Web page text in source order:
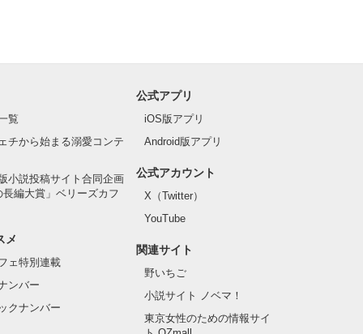
覧
チから始まる溺愛コンテ
小説投稿サイト合同企画
長編大賞」ベリーズカフ
メ
ェ特別連載
ンバー
クナンバー
公式アプリ
iOS版アプリ
Android版アプリ
公式アカウント
X（Twitter）
YouTube
関連サイト
野いちご
小説サイト ノベマ！
東京女性のための情報サイ